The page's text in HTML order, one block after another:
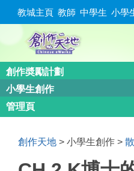
教城主頁 教師 中學生 小學
創作奬勵計劃
小學生創作
管理頁
創作天地 > 小學生創作 >